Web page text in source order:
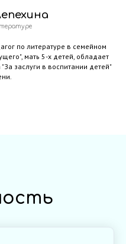
по литературе в семейном
мать 5-х детей, обладает
заслуги в воспитании детей"